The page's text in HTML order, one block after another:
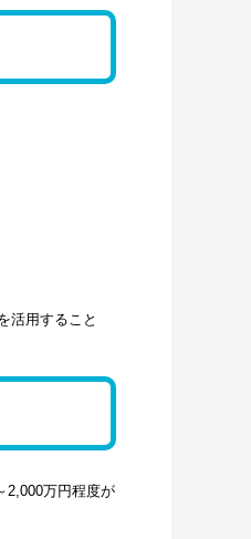
活用すること
2,000万円程度が